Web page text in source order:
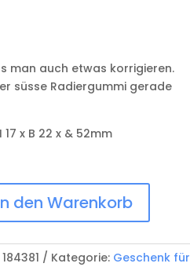
man auch etwas korrigieren.
süsse Radiergummi gerade
x B 22 x & 52mm
den Warenkorb
184381 Kategorie: Geschenk für